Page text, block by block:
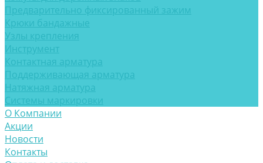
Предварительно фиксированный зажим
Крюки бандажные
Узлы крепления
Инструмент
Контактная арматура
Поддерживающая арматура
Натяжная арматура
Системы маркировки
О Компании
Акции
Новости
Контакты